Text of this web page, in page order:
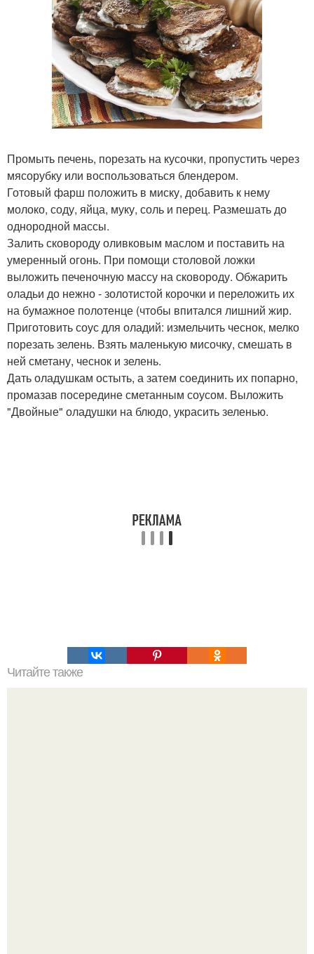
Промыть печень, порезать на кусочки, пропустить через
мясорубку или воспользоваться блендером.
Готовый фарш положить в миску, добавить к нему
молоко, соду, яйца, муку, соль и перец. Размешать до
однородной массы.
Залить сковороду оливковым маслом и поставить на
умеренный огонь. При помощи столовой ложки
выложить печеночную массу на сковороду. Обжарить
оладьи до нежно - золотистой корочки и переложить их
на бумажное полотенце (чтобы впитался лишний жир.
Приготовить соус для оладий: измельчить чеснок, мелко
порезать зелень. Взять маленькую мисочку, смешать в
ней сметану, чеснок и зелень.
Дать оладушкам остыть, а затем соединить их попарно,
промазав посередине сметанным соусом. Выложить
"Двойные" оладушки на блюдо, украсить зеленью.
Читайте также